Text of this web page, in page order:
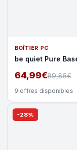
BOÎTIER PC
be quiet Pure
64,99€89,86€
9 offres disponibles
-28%